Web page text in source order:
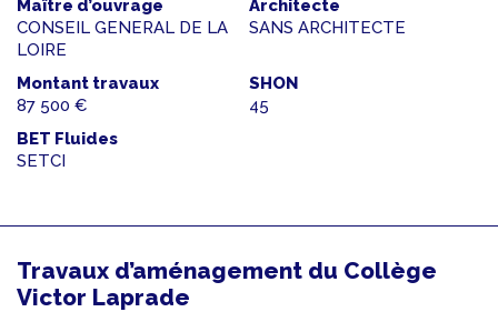
Maître d’ouvrage
CONSEIL GENERAL DE LA
LOIRE
Architecte
SANS ARCHITECTE
Montant travaux
87 500 €
SHON
45
BET Fluides
SETCI
Travaux d’aménagement du Collège
Victor Laprade